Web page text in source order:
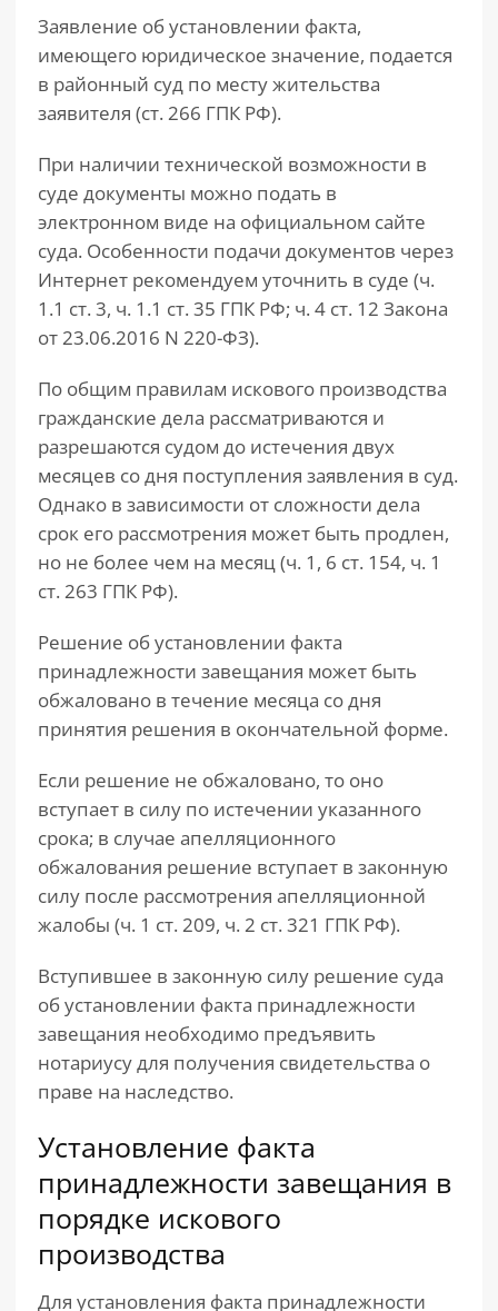
Заявление об установлении факта,
имеющего юридическое значение, подается
в районный суд по месту жительства
заявителя (ст. 266 ГПК РФ).
При наличии технической возможности в
суде документы можно подать в
электронном виде на официальном сайте
суда. Особенности подачи документов через
Интернет рекомендуем уточнить в суде (ч.
1.1 ст. 3, ч. 1.1 ст. 35 ГПК РФ; ч. 4 ст. 12 Закона
от 23.06.2016 N 220-ФЗ).
По общим правилам искового производства
гражданские дела рассматриваются и
разрешаются судом до истечения двух
месяцев со дня поступления заявления в суд.
Однако в зависимости от сложности дела
срок его рассмотрения может быть продлен,
но не более чем на месяц (ч. 1, 6 ст. 154, ч. 1
ст. 263 ГПК РФ).
Решение об установлении факта
принадлежности завещания может быть
обжаловано в течение месяца со дня
принятия решения в окончательной форме.
Если решение не обжаловано, то оно
вступает в силу по истечении указанного
срока; в случае апелляционного
обжалования решение вступает в законную
силу после рассмотрения апелляционной
жалобы (ч. 1 ст. 209, ч. 2 ст. 321 ГПК РФ).
Вступившее в законную силу решение суда
об установлении факта принадлежности
завещания необходимо предъявить
нотариусу для получения свидетельства о
праве на наследство.
Установление факта
принадлежности завещания в
порядке искового
производства
Для установления факта принадлежности